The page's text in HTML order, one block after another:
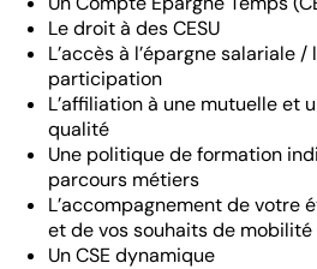
Le droit à des CESU
L’accès à l’épargne salariale
participation
L’affiliation à une mutuelle et
qualité
Une politique de formation
parcours métiers
L’accompagnement de votre
et de vos souhaits de
Un CSE dynamique